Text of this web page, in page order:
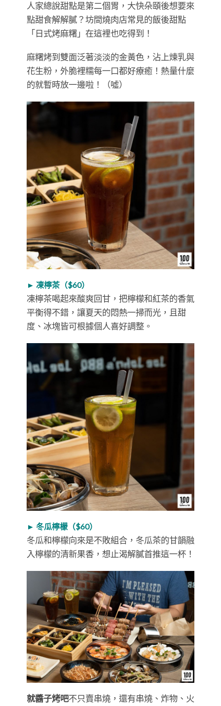
人家總說甜點是第二個胃，大快朵頤後想要來
點甜食解解膩？坊間燒肉店常見的飯後甜點
「日式烤麻糬」在這裡也吃得到！
麻糬烤到雙面泛著淡淡的金黃色，沾上煉乳與
花生粉，外脆裡糯每一口都好療癒！熱量什麼
的就暫時放一邊啦！（噓）
► 凍檸茶（$60）
凍檸茶喝起來酸爽回甘，把檸檬和紅茶的香氣
平衡得不錯，讓夏天的悶熱一掃而光，且甜
度、冰塊皆可根據個人喜好調整。
► 冬瓜檸檬（$60）
冬瓜和檸檬向來是不敗組合，冬瓜茶的甘韻融
入檸檬的清新果香，想止渴解膩首推這一杯！
就醬子烤吧不只賣串燒，還有串燒、炸物、火